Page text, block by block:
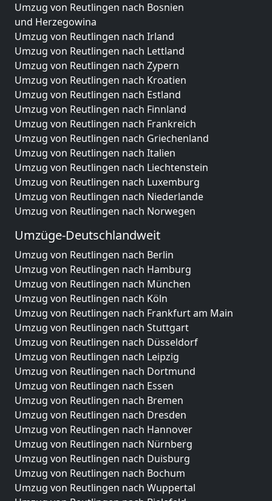
Umzug von Reutlingen nach Bosnien
und Herzegowina
Umzug von Reutlingen nach Irland
Umzug von Reutlingen nach Lettland
Umzug von Reutlingen nach Zypern
Umzug von Reutlingen nach Kroatien
Umzug von Reutlingen nach Estland
Umzug von Reutlingen nach Finnland
Umzug von Reutlingen nach Frankreich
Umzug von Reutlingen nach Griechenland
Umzug von Reutlingen nach Italien
Umzug von Reutlingen nach Liechtenstein
Umzug von Reutlingen nach Luxemburg
Umzug von Reutlingen nach Niederlande
Umzug von Reutlingen nach Norwegen
Umzüge-Deutschlandweit
Umzug von Reutlingen nach Berlin
Umzug von Reutlingen nach Hamburg
Umzug von Reutlingen nach München
Umzug von Reutlingen nach Köln
Umzug von Reutlingen nach Frankfurt am Main
Umzug von Reutlingen nach Stuttgart
Umzug von Reutlingen nach Düsseldorf
Umzug von Reutlingen nach Leipzig
Umzug von Reutlingen nach Dortmund
Umzug von Reutlingen nach Essen
Umzug von Reutlingen nach Bremen
Umzug von Reutlingen nach Dresden
Umzug von Reutlingen nach Hannover
Umzug von Reutlingen nach Nürnberg
Umzug von Reutlingen nach Duisburg
Umzug von Reutlingen nach Bochum
Umzug von Reutlingen nach Wuppertal